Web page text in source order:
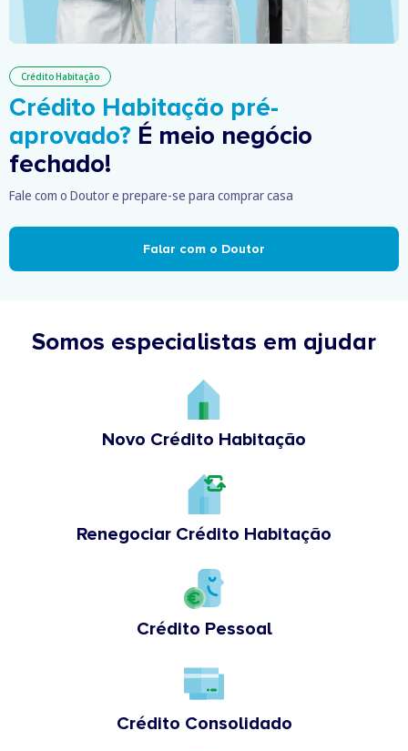
Crédito Habitação
Crédito Habitação pré-
aprovado? É meio negócio
fechado!
Fale com o Doutor e prepare-se para comprar casa
Falar com o Doutor
Somos especialistas em ajudar
Novo Crédito Habitação
Renegociar Crédito Habitação
Crédito Pessoal
Crédito Consolidado